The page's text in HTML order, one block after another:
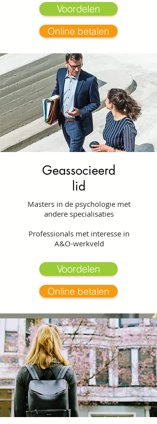
Voordelen
Online betalen
Geassocieerd
lid
Masters in de psychologie met
andere specialisaties
Professionals met interesse in
A&O-werkveld
Voordelen
Online betalen